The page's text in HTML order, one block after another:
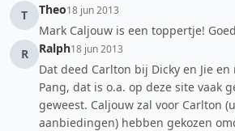
T
Theo18 jun 2013
Mark Caljouw is een toppertje!
R
Ralph18 jun 2013
Dat deed Carlton bij Dicky en Jie
Pang, dat is o.a. op deze site vaak
geweest. Caljouw zal voor Carlton
aanbiedingen) hebben gekozen